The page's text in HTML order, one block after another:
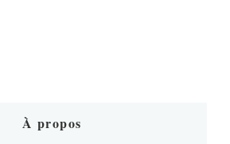
À propos